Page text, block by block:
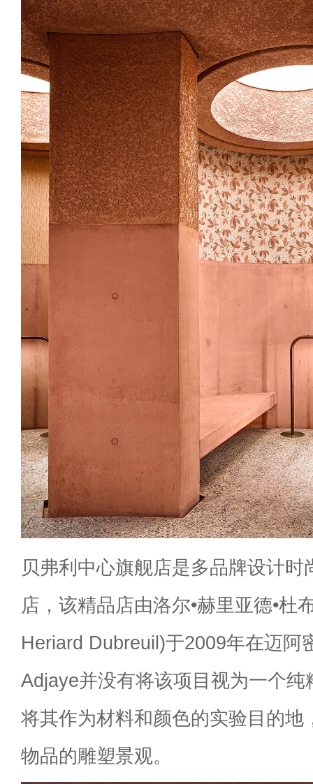
贝弗利中心旗舰店是多品牌设计
店，该精品店由洛尔•赫里亚德•杜
Heriard Dubreuil)于2009年在迈阿
Adjaye并没有将该项目视为一个
将其作为材料和颜色的实验目的地
物品的雕塑景观。